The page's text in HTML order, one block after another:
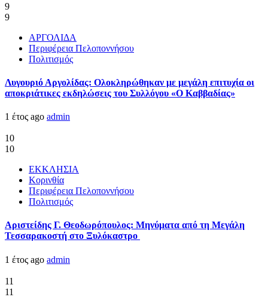
9
9
ΑΡΓΟΛΙΔΑ
Περιφέρεια Πελοποννήσου
Πολιτισμός
Λυγουριό Αργολίδας: Ολοκληρώθηκαν με μεγάλη επιτυχία οι
αποκριάτικες εκδηλώσεις του Συλλόγου «Ο Καββαδίας»
1 έτος ago admin
10
10
ΕΚΚΛΗΣΙΑ
Κορινθία
Περιφέρεια Πελοποννήσου
Πολιτισμός
Αριστείδης Γ. Θεοδωρόπουλος: Μηνύματα από τη Μεγάλη
Τεσσαρακοστή στο Ξυλόκαστρο
1 έτος ago admin
11
11